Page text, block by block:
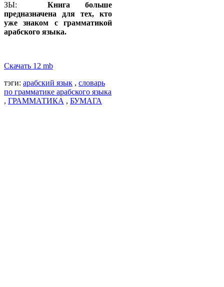
ЗЫ: Книга больше
предназначена для тех, кто
уже знаком с грамматикой
арабского языка.
Скачать 12 mb
тэги: арабский язык , словарь
по грамматике арабского языка
, ГРАММАТИКА , БУМАГА